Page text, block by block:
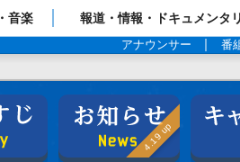
音楽 報道・情報・ドキュメンタ
アナウンサー 番
町ロケット』
あらすじ
4.19 up
お知ら